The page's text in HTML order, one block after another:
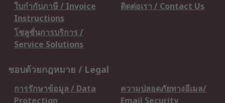
ใบกำกับภาษี / Invoice
Instructions
ติดต่อเรา / Contact Us
โซลูชั่นการบริการ /
Service Solutions
ชอบด้วยกฎหมาย / Legal
การรักษาข้อมูล / Data
Protection
ความปลอดภัยทางอีเมล/
Email Security